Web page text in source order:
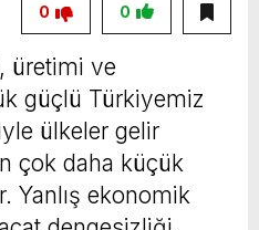
0
0
üretimi ve
güçlü Türkiyemiz
ülkeler gelir
çok daha küçük
Yanlış ekonomik